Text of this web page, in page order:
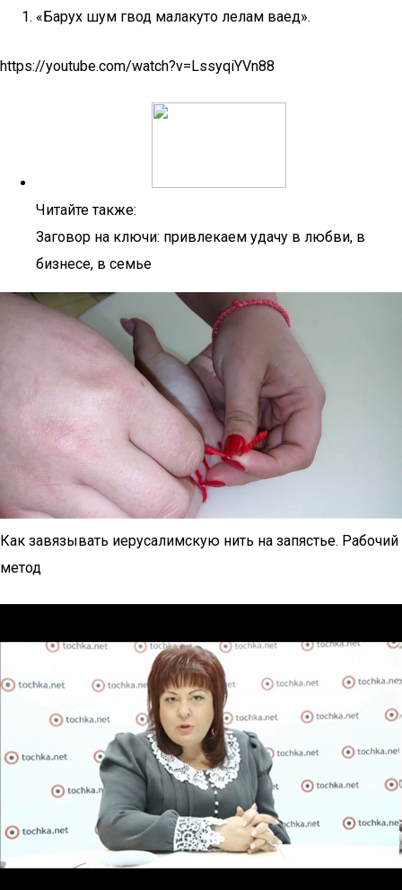
«Барух шум гвод малакуто лелам ваед».
https://youtube.com/watch?v=LssyqiYVn88
Читайте также:
Заговор на ключи: привлекаем удачу в любви, в
бизнесе, в семье
Как завязывать иерусалимскую нить на запястье. Рабочий
метод